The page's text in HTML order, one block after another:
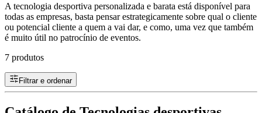
A tecnologia desportiva personalizada e barata está disponível para
todas as empresas, basta pensar estrategicamente sobre qual o cliente
ou potencial cliente a quem a vai dar, e como, uma vez que também
é muito útil no patrocínio de eventos.
7 produtos
Filtrar e ordenar